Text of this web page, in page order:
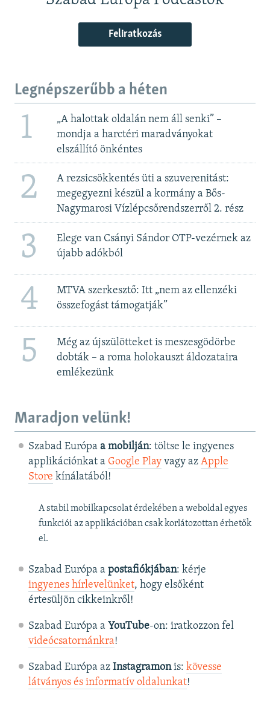
Feliratkozás
Legnépszerűbb a héten
1
„A halottak oldalán nem áll senki” –
mondja a harctéri maradványokat
elszállító önkéntes
2
A rezsicsökkentés üti a szuverenitást:
megegyezni készül a kormány a Bős-
Nagymarosi Vízlépcsőrendszerről 2. rész
3
Elege van Csányi Sándor OTP-vezérnek az
újabb adókból
4
MTVA szerkesztő: Itt „nem az ellenzéki
összefogást támogatják”
5
Még az újszülötteket is meszesgödörbe
dobták – a roma holokauszt áldozataira
emlékezünk
Maradjon velünk!
Szabad Európa a mobilján: töltse le ingyenes
applikációnkat a Google Playvagy az Apple
Store kínálatából!
A stabil mobilkapcsolat érdekében a weboldal egyes
funkciói az applikációban csak korlátozottan érhetők
el.
Szabad Európa a postafiókjában: kérje
ingyenes hírlevelünket, hogy elsőként
értesüljön cikkeinkről!
Szabad Európa a YouTube-on: iratkozzon fel
videócsatornánkra!
Szabad Európa az Instagramonis: kövesse
látványos és informatív oldalunkat! ​